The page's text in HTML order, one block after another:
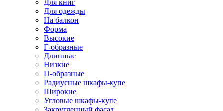
Для книг
Для одежды
На балкон
Форма
Высокие
Г-образные
Длинные
Низкие
П-образные
Радиусные шкафы-купе
Широкие
Угловые шкафы-купе
Закругленный фасад